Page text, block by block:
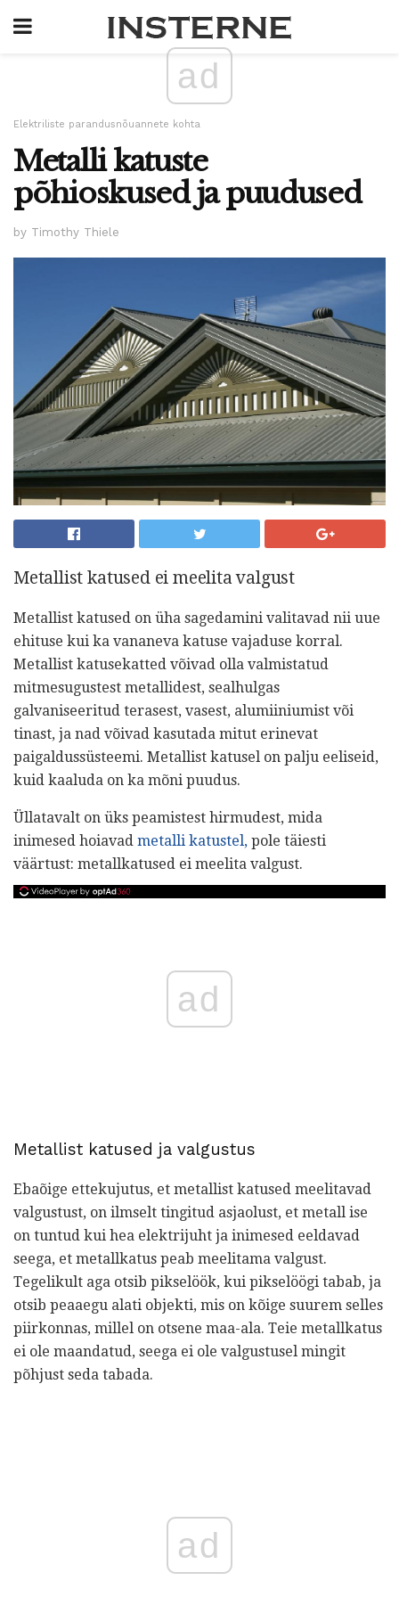
ad
Elektriliste parandusnõuannete kohta
Metalli katuste
põhioskused ja puudused
by Timothy Thiele
Metallist katused ei meelita valgust
Metallist katused on üha sagedamini valitavad nii uue
ehituse kui ka vananeva katuse vajaduse korral.
Metallist katusekatted võivad olla valmistatud
mitmesugustest metallidest, sealhulgas
galvaniseeritud terasest, vasest, alumiiniumist või
tinast, ja nad võivad kasutada mitut erinevat
paigaldussüsteemi. Metallist katusel on palju eeliseid,
kuid kaaluda on ka mõni puudus.
Üllatavalt on üks peamistest hirmudest, mida
inimesed hoiavad metalli katustel, pole täiesti
väärtust: metallkatused ei meelita valgust.
ad
Metallist katused ja valgustus
Ebaõige ettekujutus, et metallist katused meelitavad
valgustust, on ilmselt tingitud asjaolust, et metall ise
on tuntud kui hea elektrijuht ja inimesed eeldavad
seega, et metallkatus peab meelitama valgust.
Tegelikult aga otsib pikselöök, kui pikselöögi tabab, ja
otsib peaaegu alati objekti, mis on kõige suurem selles
piirkonnas, millel on otsene maa-ala. Teie metallkatus
ei ole maandatud, seega ei ole valgustusel mingit
põhjust seda tabada.
ad